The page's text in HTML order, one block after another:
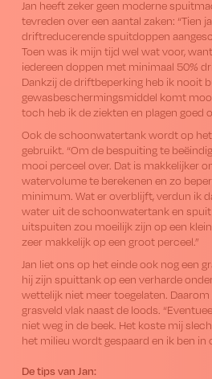
Jan heeft zeker geen moderne
tevreden over een aantal zaken: “Tien
driftreducerende spuitdoppen
Toen was ik mijn tijd wel wat voor,
iedereen doppen met minimaal 50%
Dankzij de driftbeperking heb ik nooit
gewasbeschermingsmiddel komt
toch heb ik de ziekten en plagen goed
Ook de schoonwatertank wordt op
gebruikt. “Om de bespuiting te
mooi perceel over. Dat is makkelijker
watervolume te berekenen en zo
minimum. Wat er overblijft, verdun ik
water uit de schoonwatertank en
uitspuiten zou moeilijk zijn op een
zeer makkelijk op een groot perceel.”
Jan liet ons op het einde ook nog een
hij zijn spuittank op een verharde
wettelijk niet meer toegelaten.
grasveld vlak naast de loods.
niet weg in de beek. Het koste mij
het milieu wordt gespaard en ik ben in
De tips van Jan: